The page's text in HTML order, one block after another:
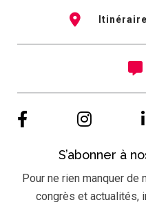
S’abonner à
Pour ne rien manquer
congrès et actualités,